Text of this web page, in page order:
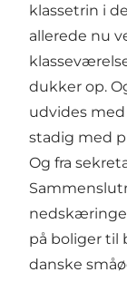
klassetrin i
allerede nu
dukker op.
udvides
stadig med
Og fra
på boliger til
danske